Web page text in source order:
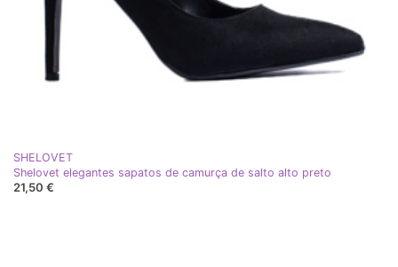
SHELOVET
Shelovet elegantes sapatos de camurça de salto alto preto
21,50 €